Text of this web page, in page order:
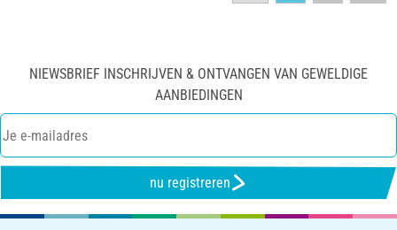
NIEWSBRIEF INSCHRIJVEN & ONTVANGEN VAN GEWELDIGE
AANBIEDINGEN
nu registreren